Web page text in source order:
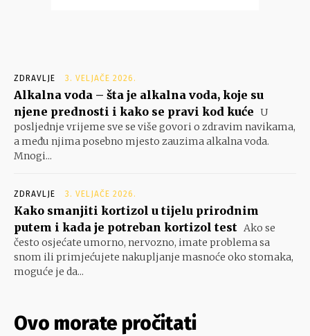
ZDRAVLJE 3. VELJAČE 2026.
Alkalna voda – šta je alkalna voda, koje su
njene prednosti i kako se pravi kod kuće U
posljednje vrijeme sve se više govori o zdravim navikama,
a među njima posebno mjesto zauzima alkalna voda.
Mnogi...
ZDRAVLJE 3. VELJAČE 2026.
Kako smanjiti kortizol u tijelu prirodnim
putem i kada je potreban kortizol test Ako se
često osjećate umorno, nervozno, imate problema sa
snom ili primjećujete nakupljanje masnoće oko stomaka,
moguće je da...
Ovo morate pročitati